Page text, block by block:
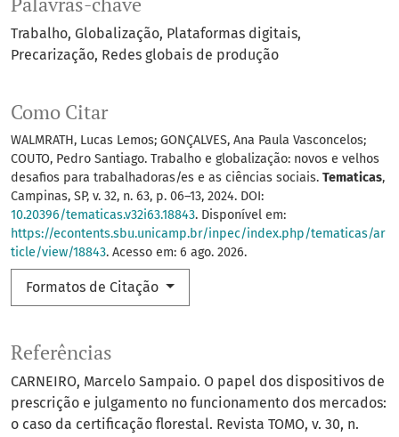
Trabalho Globalização Plataformas digitais
Precarização Redes globais de produção
Como Citar
WALMRATH, Lucas Lemos; GONÇALVES, Ana Paula Vasconcelos;
COUTO, Pedro Santiago. Trabalho e globalização: novos e velhos
desafios para trabalhadoras/es e as ciências sociais. Tematicas,
Campinas, SP, v. 32, n. 63, p. 06–13, 2024. DOI:
10.20396/tematicas.v32i63.18843. Disponível em:
https://econtents.sbu.unicamp.br/inpec/index.php/tematicas/ar
ticle/view/18843. Acesso em: 6 ago. 2026.
Formatos de Citação
Referências
CARNEIRO, Marcelo Sampaio. O papel dos dispositivos de
prescrição e julgamento no funcionamento dos mercados:
o caso da certificação florestal. Revista TOMO, v. 30, n.